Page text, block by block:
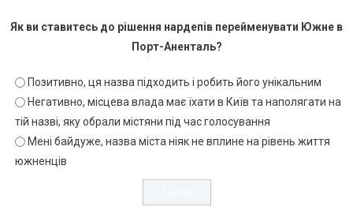
Як ви ставитесь до рішення нардепів перейменувати Южне в
Порт-Аненталь?
Позитивно, ця назва підходить і робить його унікальним
Негативно, місцева влада має їхати в Київ та наполягати на
тій назві, яку обрали містяни під час голосування
Мені байдуже, назва міста ніяк не вплине на рівень життя
южненців